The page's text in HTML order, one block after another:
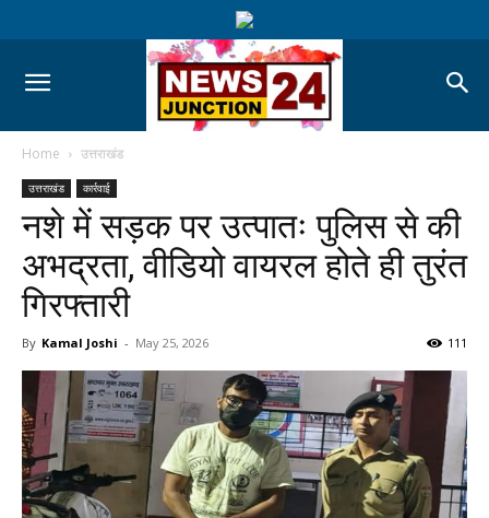
Home उत्तराखंड
उत्तराखंड कार्रवाई
नशे में सड़क पर उत्पातः पुलिस से की
अभद्रता, वीडियो वायरल होते ही तुरंत
गिरफ्तारी
By Kamal Joshi - May 25, 2026 111